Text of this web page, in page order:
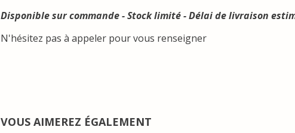
Disponible sur commande - Stock limité - Délai de livraison
N'hésitez pas à appeler pour vous renseigner
VOUS AIMEREZ ÉGALEMENT